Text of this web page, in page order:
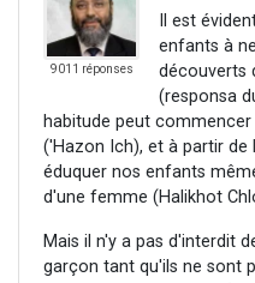
9011 réponses
Il est
enfants à
découverts
(responsa
habitude peut commencer
('Hazon Ich), et à partir de
éduquer nos enfants
d'une femme (Halikhot
Mais il n'y a pas d'interdit
garçon tant qu'ils ne sont